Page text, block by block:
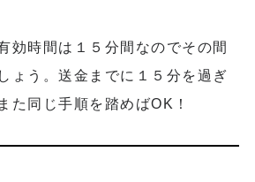
効時間は１５分間なのでその間
ょう。送金までに１５分を過ぎ
た同じ手順を踏めばOK！